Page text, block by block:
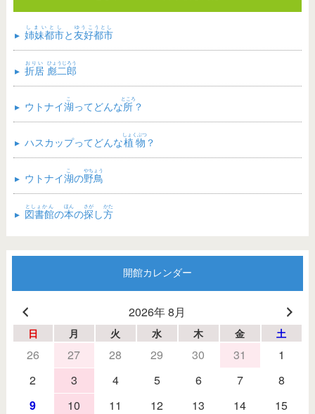
▸ 姉妹都市
しまいとし
と 友好都市
ゆうこうとし
▸ 折居
おりい
彪二郎
ひょうじろう
▸ ウトナイ湖
こ
ってどんな所
ところ
？
▸ ハスカップってどんな植物
しょくぶつ
？
▸ ウトナイ湖
こ
の野鳥
やちょう
▸ 図書館
としょかん
の本
ほん
の探
さが
し方
かた
開館カレンダー
2026年 8月
日 月 火 水 木 金 土
26 27 28 29 30 31
1
2
3 4 5 6 7
8
9
10 11 12 13 14
15